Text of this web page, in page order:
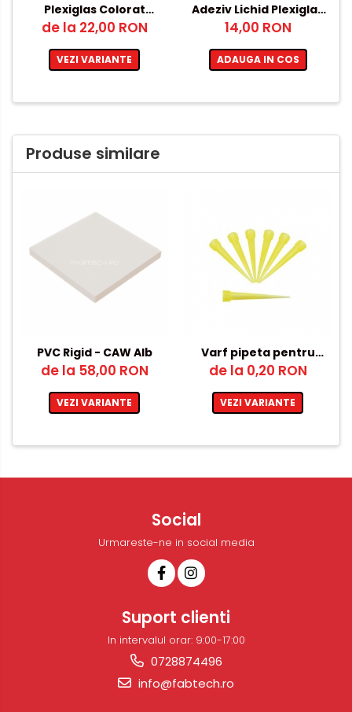
Plexiglas Colorat
Galben 3mm –
de la 22,00 RON
VEZI VARIANTE
Adeziv Lichid Plexiglas
20ml
14,00 RON
ADAUGA IN COS
Produse similare
PVC Rigid - CAW Alb
de la 58,00 RON
VEZI VARIANTE
Varf pipeta pentru
Adeziv cu activator
de la 0,20 RON
VEZI VARIANTE
Social
Urmareste-ne in social media
Suport clienti
In intervalul orar: 9:00-17:00
0728874496
info@fabtech.ro